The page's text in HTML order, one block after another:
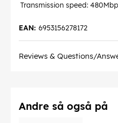
Transmission speed:
6953156278172
EAN:
Reviews & Questions/
Andre så også på